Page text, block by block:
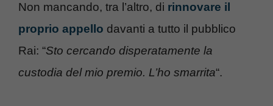
Non mancando, tra l’altro, di rinnovare il
proprio appello davanti a tutto il pubblico
Rai: “Sto cercando disperatamente la
custodia del mio premio. L’ho smarrita“.